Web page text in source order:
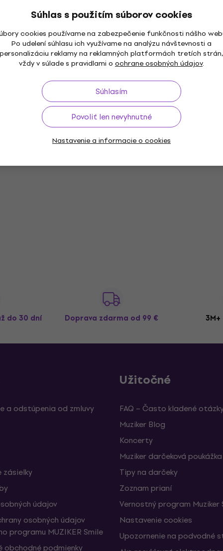
Súhlas s použitím súborov cookies
cookies používame na zabezpečenie funkčnosti nášho
Po udelení súhlasu ich využívame na analýzu návštevnosti a
personalizáciu reklamy na reklamných platformách tretích strán,
vždy v súlade s pravidlami o ochrane osobných údajov.
Súhlasím
Povoliť len nevyhnutné
Nastavenie a informacie o cookies
do 30 dní Doprava zdarma od 99 €
a odstúpenia od zmluvy
zásielky
údajov
osobných údajov
programu MUZIKER Smile
obchodné podmienky
Užitočné
FAQ – Často kladené
Muziker Blog
Koncerty
Muziker darčeková poukážka
Tipy na darčeky
Zoznam prianí
Vernostný program Muziker
Nastavenie cookies
Upozornenie na podvodné